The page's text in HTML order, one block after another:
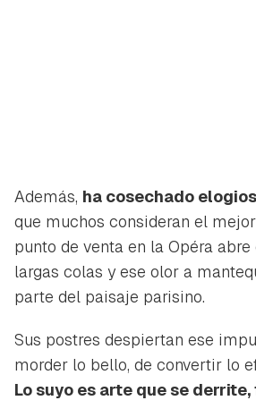
Además, ha cosechado
que muchos consideran el
punto de venta en la Opéra
largas colas y ese olor a
parte del paisaje parisino.
Sus postres despiertan ese
morder lo bello, de convertir lo
Lo suyo es arte que se